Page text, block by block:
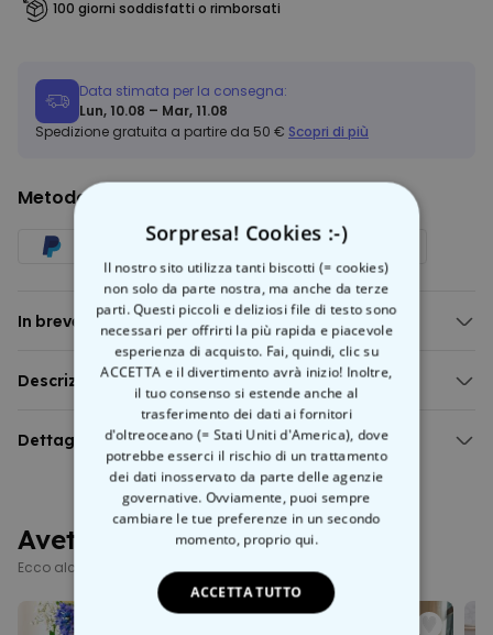
100 giorni soddisfatti o rimborsati
Data stimata per la consegna:
Lun, 10.08 – Mar, 11.08
Spedizione gratuita a partire da 50 € Scopri di più
Metodo di pagamento
In breve
Foto e testo personalizzabili
Il cuore invece è fisso... perché dovreste volerlo cambiare?
Funziona con cavo USB incluso o batterie (3x AA, non incluse)
Accensione/Spegnimento o modalità colore toccando la base
(in alto)
Materiale: acrilico (lampada), legno (base)
Descrizione
Lampada LED Personalizzata con Foto Polaroid
Non potete negare che combinareun'idea regalocon una
decorazionecreativa sia sempre un'ottima idea! Come nel caso
lampada LED personalizzata con foto
, che permette di trasformare due foto qualunque in una
cornice virtualeretroe aggiungere anche una mini dedica
(perché no?). Perfetta perSan Valentino , compleanni,
anniversari di matrimonio o qualsiasi altro giorno in cui volete
celebrare un momento importante.
Il tutto realizzato in solidoacrilicosu una base in
altrettanto
Dettagli
Lampada LED personalizzata con foto polaroid
Base con 7 colori
Modalità di colore: colore costante; cambio colore rapido;
cambio colore fluido
Colori: rosso, verde, blu, giallo, ciano, viola, bianco
Accensione/Spegnimento o modalità colore toccando la base
(in alto)
Spegnimento diretto: Toccare costantemente la base sulla parte
Avete già visto questi?
Ecco alcuni prodotti simili
Sorpresa! Cookies :-)
Il nostro sito utilizza tanti biscotti (= cookies)
non solo da parte nostra, ma anche da terze
parti. Questi piccoli e deliziosi file di testo sono
necessari per offrirti la più rapida e piacevole
esperienza di acquisto. Fai, quindi, clic su
ACCETTA e il divertimento avrà inizio! Inoltre,
il tuo consenso si estende anche al
trasferimento dei dati ai fornitori
d'oltreoceano (= Stati Uniti d'America), dove
potrebbe esserci il rischio di un trattamento
dei dati inosservato da parte delle agenzie
governative. Ovviamente, puoi sempre
cambiare le tue preferenze in un secondo
momento, proprio qui.
ACCETTA TUTTO